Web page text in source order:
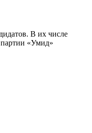
В их числе
«Умид»